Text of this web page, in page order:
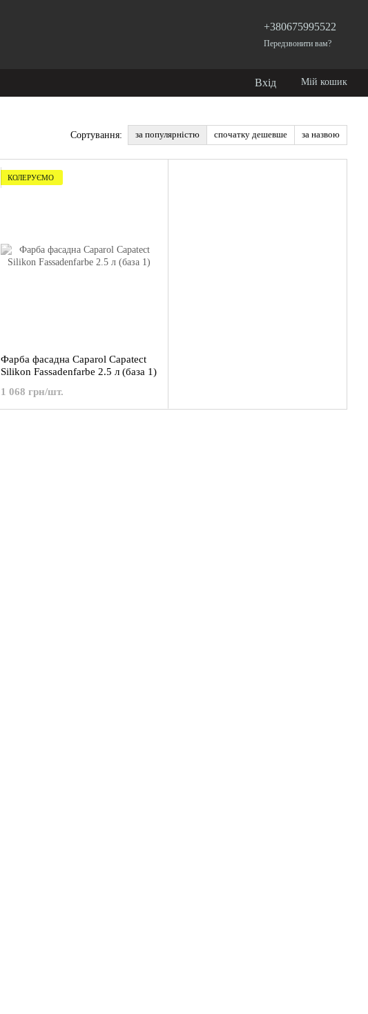
+380675995522
Передзвонити вам?
Вхід Мій кошик
Сортування: за популярністю спочатку дешевше за назвою
КОЛЕРУЄМО
Фарба фасадна Caparol Capatect
Silikon Fassadenfarbe 2.5 л (база 1)
1 068 грн/шт.